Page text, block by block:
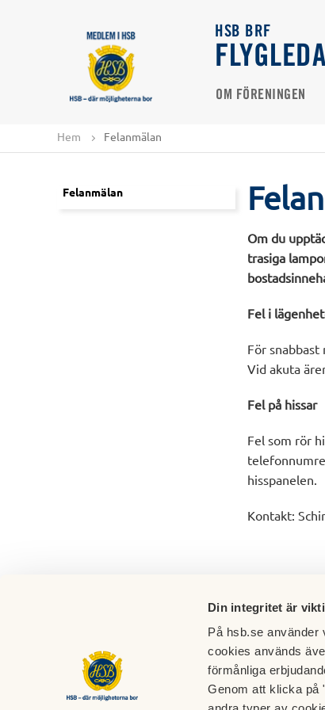
Din integritet är
På hsb.se använder
cookies används
förmånliga
Genom att klicka på
HSB BRF
OM FÖRENINGEN
Hem Felanmälan
Felanmälan
Om du
trasiga
Fel i
För
Vid akuta
Fel på hissar
Fel som rör
hisspanelen.
Kontakt:
Adress